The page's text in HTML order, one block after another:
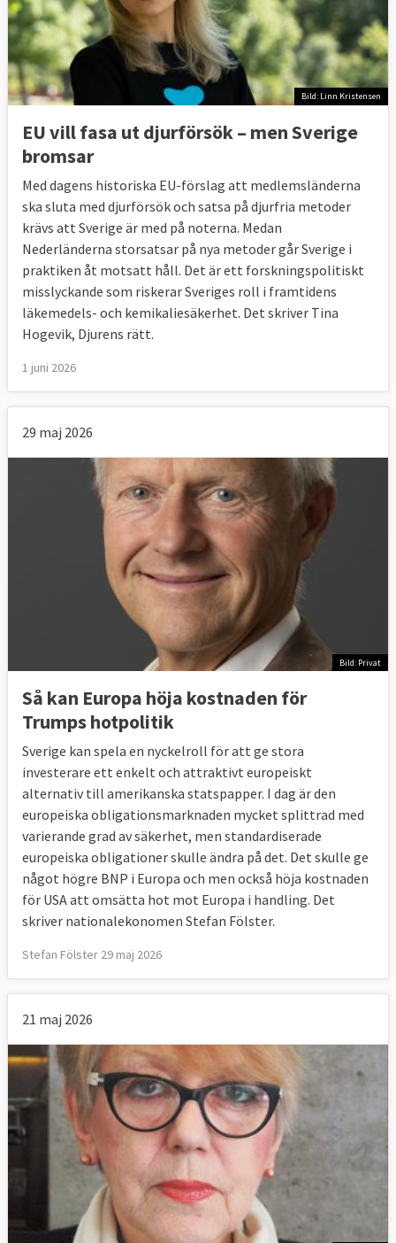
Bild: Linn Kristensen
EU vill fasa ut djurförsök – men Sverige
bromsar
Med dagens historiska EU-förslag att medlemsländerna
ska sluta med djurförsök och satsa på djurfria metoder
krävs att Sverige är med på noterna. Medan
Nederländerna storsatsar på nya metoder går Sverige i
praktiken åt motsatt håll. Det är ett forskningspolitiskt
misslyckande som riskerar Sveriges roll i framtidens
läkemedels- och kemikaliesäkerhet. Det skriver Tina
Hogevik, Djurens rätt.
1 juni 2026
29 maj 2026
Bild: Privat
Så kan Europa höja kostnaden för
Trumps hotpolitik
Sverige kan spela en nyckelroll för att ge stora
investerare ett enkelt och attraktivt europeiskt
alternativ till amerikanska statspapper. I dag är den
europeiska obligationsmarknaden mycket splittrad med
varierande grad av säkerhet, men standardiserade
europeiska obligationer skulle ändra på det. Det skulle ge
något högre BNP i Europa och men också höja kostnaden
för USA att omsätta hot mot Europa i handling. Det
skriver nationalekonomen Stefan Fölster.
Stefan Fölster 29 maj 2026
21 maj 2026